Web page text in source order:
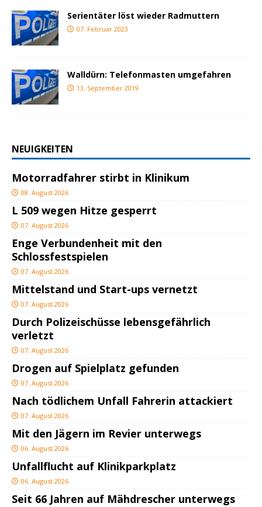
Serientäter löst wieder Radmuttern
07. Februar 2023
Walldürn: Telefonmasten umgefahren
13. September 2019
NEUIGKEITEN
Motorradfahrer stirbt in Klinikum
08. August 2026
L 509 wegen Hitze gesperrt
07. August 2026
Enge Verbundenheit mit den
Schlossfestspielen
07. August 2026
Mittelstand und Start-ups vernetzt
07. August 2026
Durch Polizeischüsse lebensgefährlich
verletzt
07. August 2026
Drogen auf Spielplatz gefunden
07. August 2026
Nach tödlichem Unfall Fahrerin attackiert
07. August 2026
Mit den Jägern im Revier unterwegs
06. August 2026
Unfallflucht auf Klinikparkplatz
06. August 2026
Seit 66 Jahren auf Mähdrescher unterwegs